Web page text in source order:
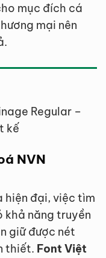
mục đích cá
mại nên
Regular –
kế
NVN
hiện đại, việc tìm
khả năng truyền
giữ được nét
thiết. Font Việt